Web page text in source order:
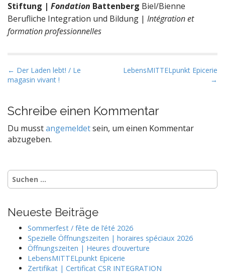
Stiftung | Fondation Battenberg Biel/Bienne
Berufliche Integration und Bildung | Intégration et
formation professionnelles
P
o
t
n
a
g
a
i
← Der Laden lebt! / Le
magasin vivant !
LebensMITTELpunkt Epicerie
→
Schreibe einen Kommentar
Du musstangemeldetsein, um einen Kommentar
abzugeben.
Suchen
nach:
Neueste Beiträge
Sommerfest / fête de l’été 2026
Spezielle Öffnungszeiten | horaires spéciaux 2026
Öffnungszeiten | Heures d’ouverture
LebensMITTELpunkt Epicerie
Zertifikat | Certificat CSR INTEGRATION